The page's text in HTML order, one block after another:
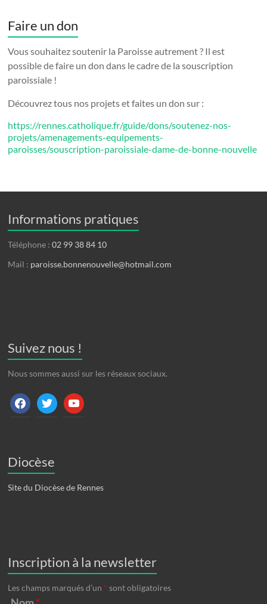
Faire un don
Vous souhaitez soutenir la Paroisse autrement ? Il est
possible de faire un don dans le cadre de la souscription
paroissiale !
Découvrez tous nos projets et faites un don sur :
https://rennes.catholique.fr/guide/dons/soutenez-nos-
projets/amenagements-equipements-
paroisses/souscription-paroissiale-dame-de-bonne-nouvelle
Informations pratiques
Téléphone :02 99 38 84 10
Mail : paroisse.bonnenouvelle@hotmail.com
Suivez nous !
Nous sommes aussi sur les réseaux sociaux.
facebooktwitter youtube
Diocèse
Site du Diocèse de Rennes
Inscription à la newsletter
Les champs marqués d’un * sont obligatoires